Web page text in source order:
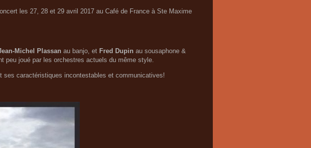
les 27, 28 et 29 avril 2017 au Café de France à Ste Maxime
Michel Plassan au banjo, et Fred Dupin au sousaphone &
peu joué par les orchestres actuels du même style.
caractéristiques incontestables et communicatives!